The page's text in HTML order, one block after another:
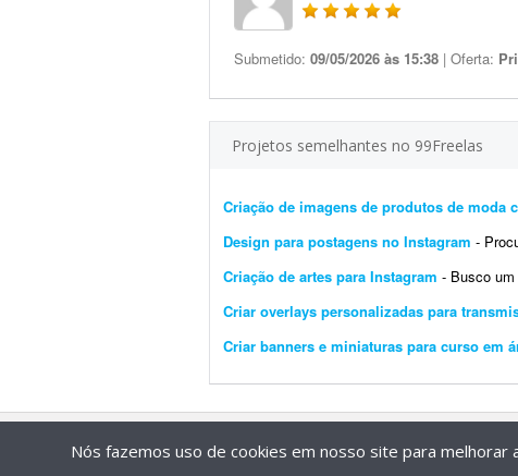
Submetido: 09/05/2026 às 15:38 | Oferta:
Projetos semelhantes no 99Freelas
Criação de imagens de produtos de moda
Design para postagens no Instagram - Procuro
Criação de artes para Instagram - Busco um
Criar overlays personalizadas para
Criar banners e miniaturas para curso em
Nós fazemos uso de cookies em nosso site para melhorar